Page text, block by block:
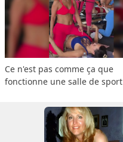
Ce n'est pas comme ça que
fonctionne une salle de sport